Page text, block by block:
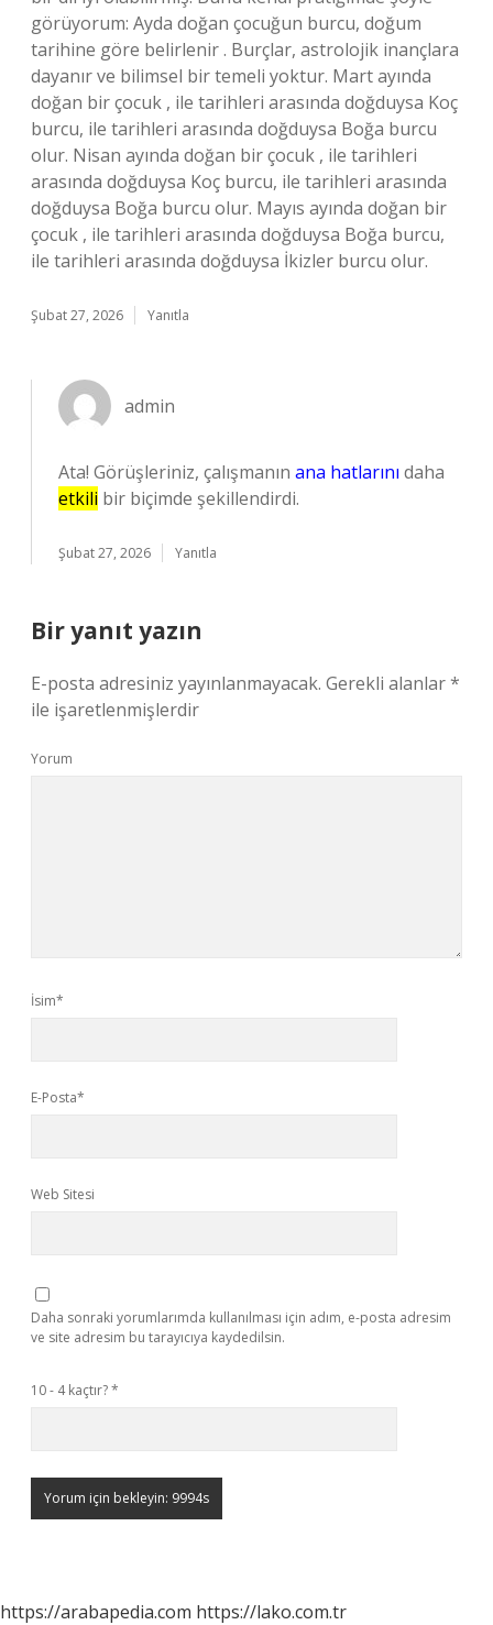
görüyorum: Ayda doğan çocuğun burcu, doğum
tarihine göre belirlenir . Burçlar, astrolojik inançlara
dayanır ve bilimsel bir temeli yoktur. Mart ayında
doğan bir çocuk , ile tarihleri arasında doğduysa Koç
burcu, ile tarihleri arasında doğduysa Boğa burcu
olur. Nisan ayında doğan bir çocuk , ile tarihleri
arasında doğduysa Koç burcu, ile tarihleri arasında
doğduysa Boğa burcu olur. Mayıs ayında doğan bir
çocuk , ile tarihleri arasında doğduysa Boğa burcu,
ile tarihleri arasında doğduysa İkizler burcu olur.
Şubat 27, 2026 Yanıtla
admin
Ata! Görüşleriniz, çalışmanın ana hatlarını daha
etkili bir biçimde şekillendirdi.
Şubat 27, 2026 Yanıtla
Bir yanıt yazın
E-posta adresiniz yayınlanmayacak. Gerekli alanlar*
ile işaretlenmişlerdir
Yorum
İsim*
E-Posta*
Web Sitesi
Daha sonraki yorumlarımda kullanılması için adım, e-posta adresim
ve site adresim bu tarayıcıya kaydedilsin.
10 - 4 kaçtır?*
https://arabapedia.com https://lako.com.tr